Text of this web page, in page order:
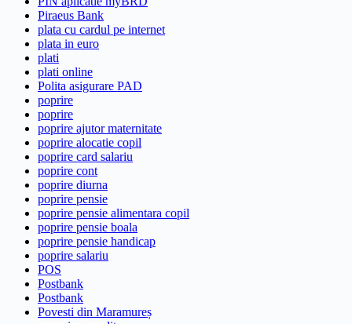
Piraeus Bank
plata cu cardul pe internet
plata in euro
plati
plati online
Polita asigurare PAD
poprire
poprire
poprire ajutor maternitate
poprire alocatie copil
poprire card salariu
poprire cont
poprire diurna
poprire pensie
poprire pensie alimentara copil
poprire pensie boala
poprire pensie handicap
poprire salariu
POS
Postbank
Postbank
Povesti din Maramureș